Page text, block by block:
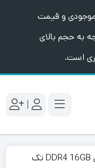
و قیمت
به حجم بالای
است.
|
رم دسکتاپ کینگستون مدل DDR4 16GB تک